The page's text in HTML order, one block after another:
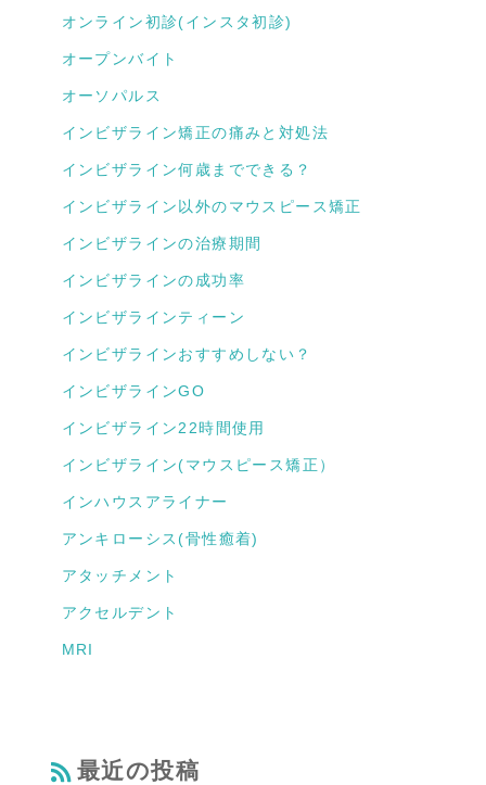
オンライン初診(インスタ初診)
オープンバイト
オーソパルス
インビザライン矯正の痛みと対処法
インビザライン何歳までできる？
インビザライン以外のマウスピース矯正
インビザラインの治療期間
インビザラインの成功率
インビザラインティーン
インビザラインおすすめしない？
インビザラインGO
インビザライン22時間使用
インビザライン(マウスピース矯正）
インハウスアライナー
アンキローシス(骨性癒着)
アタッチメント
アクセルデント
MRI
最近の投稿